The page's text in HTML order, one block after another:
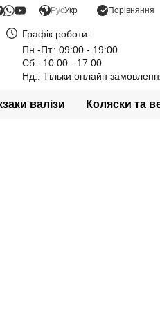
РусУкр Порівняння
Графік роботи:
Пн.-Пт.: 09:00 - 19:00
Сб.: 10:00 - 17:00
Нд.: Тільки онлайн
валізи Коляски та